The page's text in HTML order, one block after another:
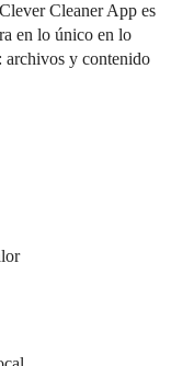
Cleaner App es
en lo único en lo
archivos y contenido